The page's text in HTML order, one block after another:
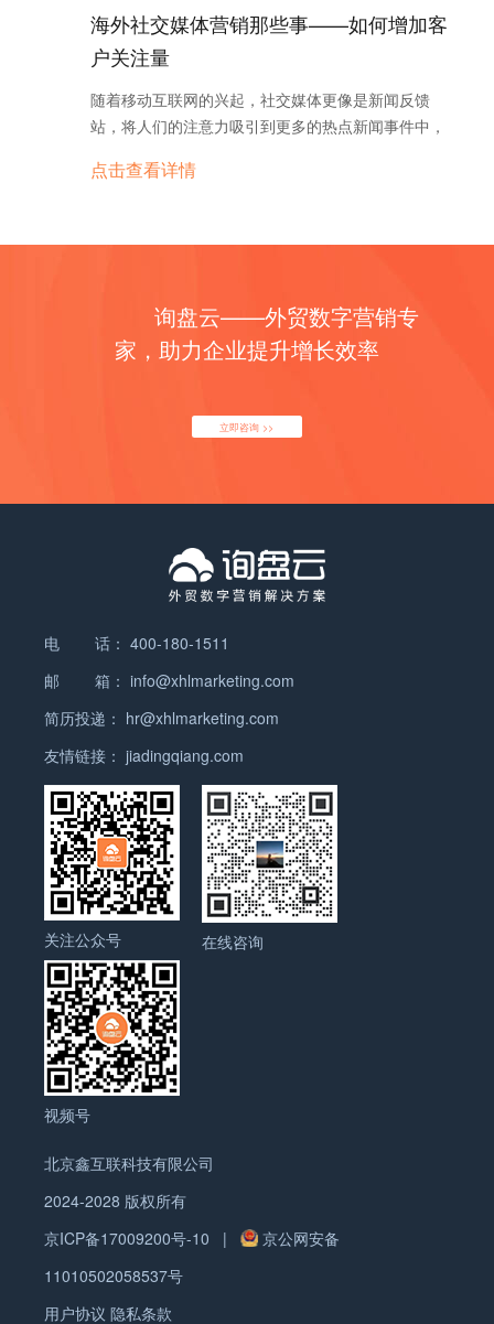
台上已经有了无数家的付费登陆，这时可以考录登率
一些别人登录较少而本工厂又做的产品，这样另辟蹊
球的地方，一定要清晰漂亮，这样子客人看了才会有
深刻的印象。曾经看到过国内一家公司网站，里面的
产品图片处理得让人看了就有一种要买它产品的冲
的。 7.网站管理 新登记网站在始半年往往会有一些
哈，因此要不断地进行更新。建议每1-2周REPOST
一次，每个月对PRODUCS& TREAD LEADS进行一
要自己发一个询盘给自己，看看是什么情况。如果平
全面检查一下看有没有小的错误等等，及时更正。
获取更多的询盘。如果没有收获，保持良好的心态很
重要，分析询盘率低的原因，从中寻找更好的方法或
到一键发布产品信息的平台，该平台360度全面对接
传多个产品，强大快捷键同步一体化模式，更有效地
为客户和企业带来流量与询盘！
所有产品或服务。你如何搜索它们?你的潜在客户会
怎么搜索它们?想出尽可能多的组合 用Google
Keyword Planner 工具来扩展你的关键词列表。 当关
键词列表完成后，输入所有的关键词到Google
Keyword Planner 来看看关键词的特性(搜索量，竞
比较低的的关键词组，这些就是你的目标关键词。搜
语义相同的关键词分为一组，并为每个组指定一个页
到博客文章中。 3.站内优化： 给每个网页写一个独
特的title标签，用1个或多个你指定给这个网页的目标
关键词。保证标签中有你的公司名。长度不超过60个
字符。 保证目标关键词出现在每个页面的url中。 保
站的其他地方连接到指定页面时，用该页面的一个目
标关键词作为锚文本。 当你网站有很多图片时，为图
的。 4.内容： 保证你网站的每个页面至少有300字的
独特内容，不和网站的任何页面内容重复。 在你网站
开始保证一个月至少2篇)。写一些你认为有趣并且有
价值的文章。 除了文字，创建视频，图文，PDF下载
文件等内容。 找到你产品或服务的2-3个主要受众，
为每个受众创建独特的内容。关注他们个人最需要什
么? 要一直谈论你的产品，谈点其他你黏性感兴趣的
话题。保持他们对你网站的兴趣，这样他们转化成客
户的可能性会很高。 5.链接建设： 找到你的竞争对
手，用MOZ的Open SiteExplorer分析他们的外链
(Inbound Links选择OnlyExternal)，看看谁在网上提
到他们。通过列表找到可联系的资源。 通过博客或
SNS的粉丝基数，找到行业内的influencer。时刻关
注他们的动态，找到合适的时机去联系对方并展现你
的内容。 6.工具： 询盘云是基于AI和大数据的外贸
B2B电商全网营销SaaS工具，集合在线客服、询盘管
理、营销推广等功能，不仅帮助企业打通
销推广，而且还提供多账号绑定，营销内容一键发布
的服务，企业可以随时随地查看营销全流程数据，提
高广告投放效率。最重要的是询盘云利用最先进的人
行反馈。
海外社交媒体营销那些事——如何增加客
户关注量
随着移动互联网的兴起，社交媒体更像是新闻反馈
站，将人们的注意力吸引到更多的热点新闻事件中，
本吃核辐射视频致死的讨论。 如果中小型外贸企业只
交媒体客户关注量进行提升。 1.海外社交媒体运营应
注意连贯性 社交媒体平台的受众用户数量庞大，品牌
与受众之间的互动联系快速，但难以准确预测其传播
立良好的双向传播机制，及时回应受众的问题，做好
交流沟通工作。由于社交媒体的开放性与速度性，品
分调研，既要考虑到社交媒体平台上的传播活动聚焦
的消费者注意力、消费者的参与性，又要考虑良好传
播效果产生后的品牌成本支出承受力，否则不仅不能
2.海外社交媒体运营应该打破单一主题束缚 海外社交
媒体的出现改变了外贸企业品牌传播的格局，原来的
媒体中心发生了真正的移位，以消费者为中心成为了
铁律。媒体渠道的丰富性让用户拥有了太多眼花缭乱
的选择，这种选择意味着内容为王的竞争。 一些外贸
企业对产品的描述过于单一化，让潜在客户产生视觉
疲劳。如果对产品可以多主题描述，客户无疑会耳目
一新。 譬如下面对产品的描述内容： 90％of the
basic raw materials available locally． Huge
livestock with asteady growth rate． Unique grain
patternand fiber structure of cattle，high quality
andreputation of natural leather． Ample supply
ofcompetitive workforce Availability of
laborcomparatively in low cost． Competitive
priceadvantage in international market． 当前海外
社交媒体平台上充斥着粗制滥造、毫无新意的品牌传
播内容， 植入广告的软文推广已经到了泛滥成灾的地
神。…
点击查看详情
询盘云——外贸数字营销专
家，助力企业提升增长效率
立即咨询 >>
电 话： 400-180-1511
邮 箱： info@xhlmarketing.com
简历投递： hr@xhlmarketing.com
友情链接： jiadingqiang.com
关注公众号 在线咨询
视频号
北京鑫互联科技有限公司
2024-2028 版权所有
京ICP备17009200号-10
|
京公网安备
11010502058537号
用户协议 隐私条款